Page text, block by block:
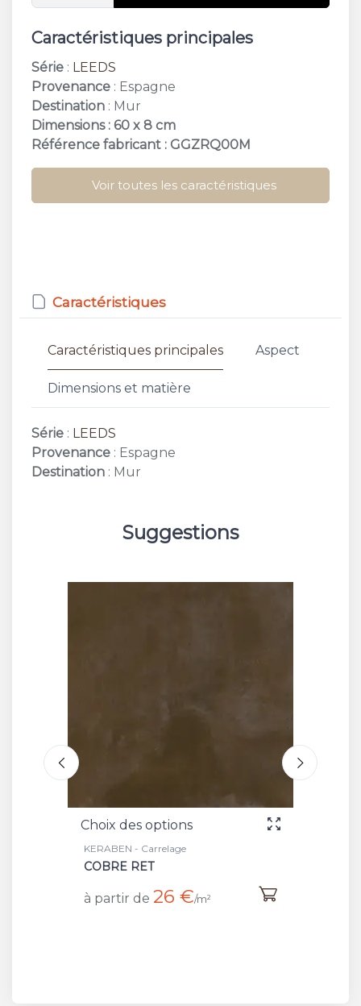
Caractéristiques principales
Série : LEEDS
Provenance : Espagne
Destination : Mur
Dimensions : 60 x 8 cm
Référence fabricant : GGZRQ00M
Voir toutes les caractéristiques
Caractéristiques
Caractéristiques principales Aspect
Dimensions et matière
Série : LEEDS
Provenance : Espagne
Destination : Mur
Suggestions
/m²
Choix des options
à partir de 3,98 €